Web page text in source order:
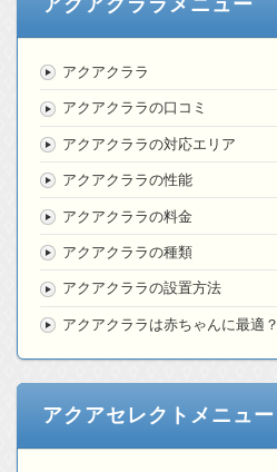
アクアクララメニュー
アクアクララ
アクアクララの口コミ
アクアクララの対応エリア
アクアクララの性能
アクアクララの料金
アクアクララの種類
アクアクララの設置方法
アクアクララは赤ちゃんに最適？
アクアセレクトメニュー